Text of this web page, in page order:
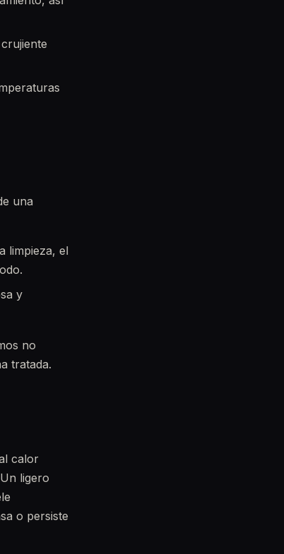
una
limpieza, el
y
no
tratada.
calor
ligero
o persiste